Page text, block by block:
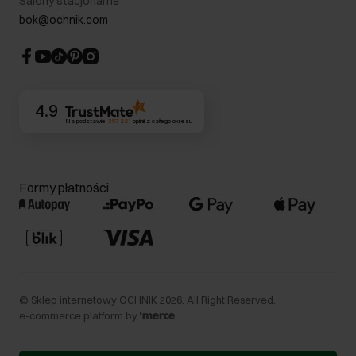
Blog
Dla akcjonariuszy
CSR
bok@ochnik.com
4.9
Na podstawie 357 221 opinii z całego okresu
Formy płatności
© Sklep internetowy OCHNIK 2026 . All Right Reserved.
e-commerce platform by